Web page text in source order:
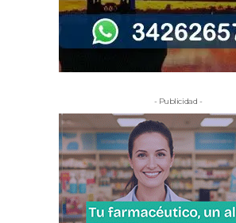
- Publicidad -